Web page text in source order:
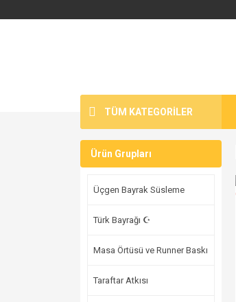
TÜM KATEGORİLER
Ürün Grupları
Üçgen Bayrak Süsleme
Türk Bayrağı ☪
Masa Örtüsü ve Runner Baskı
Taraftar Atkısı